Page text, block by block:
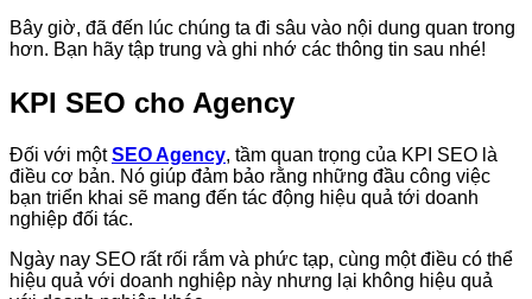
Bây giờ, đã đến lúc chúng ta đi sâu vào nội dung quan trong
hơn. Bạn hãy tập trung và ghi nhớ các thông tin sau nhé!
KPI SEO cho Agency
Đối với mộtSEO Agency, tầm quan trọng của KPI SEO là
điều cơ bản. Nó giúp đảm bảo rằng những đầu công việc
bạn triển khai sẽ mang đến tác động hiệu quả tới doanh
nghiệp đối tác.
Ngày nay SEO rất rối rắm và phức tạp, cùng một điều có thể
hiệu quả với doanh nghiệp này nhưng lại không hiệu quả